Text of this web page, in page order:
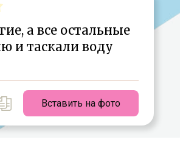
а все остальные
и таскали воду
Вставить на фото